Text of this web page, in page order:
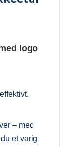
logo
– med
et varig